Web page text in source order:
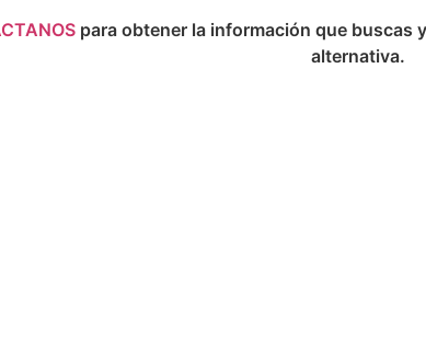
para obtener la información que
alternativa.